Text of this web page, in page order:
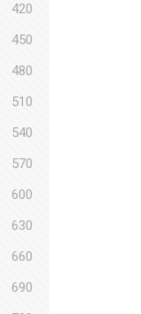
420
450
480
510
540
570
600
630
660
690